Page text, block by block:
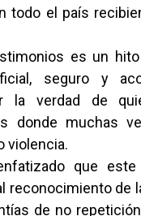
todo el país
es un
seguro y
la verdad de
donde muchas
violencia.
que
reconocimiento de
de no